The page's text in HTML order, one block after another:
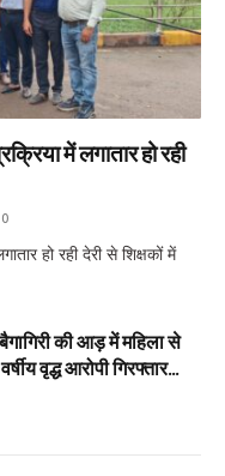
में लगातार हो रही
0
हो रही देरी से शिक्षकों में
की आड़ में महिला से
वृद्ध आरोपी गिरफ्तार…